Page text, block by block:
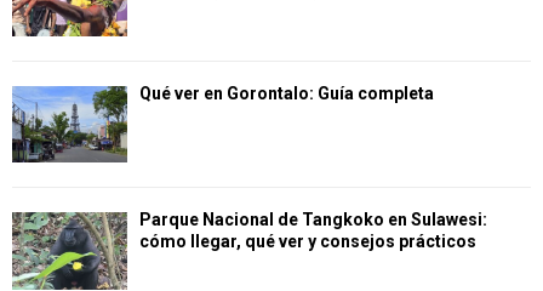
Qué ver en Gorontalo: Guía completa
Parque Nacional de Tangkoko en Sulawesi:
cómo llegar, qué ver y consejos prácticos